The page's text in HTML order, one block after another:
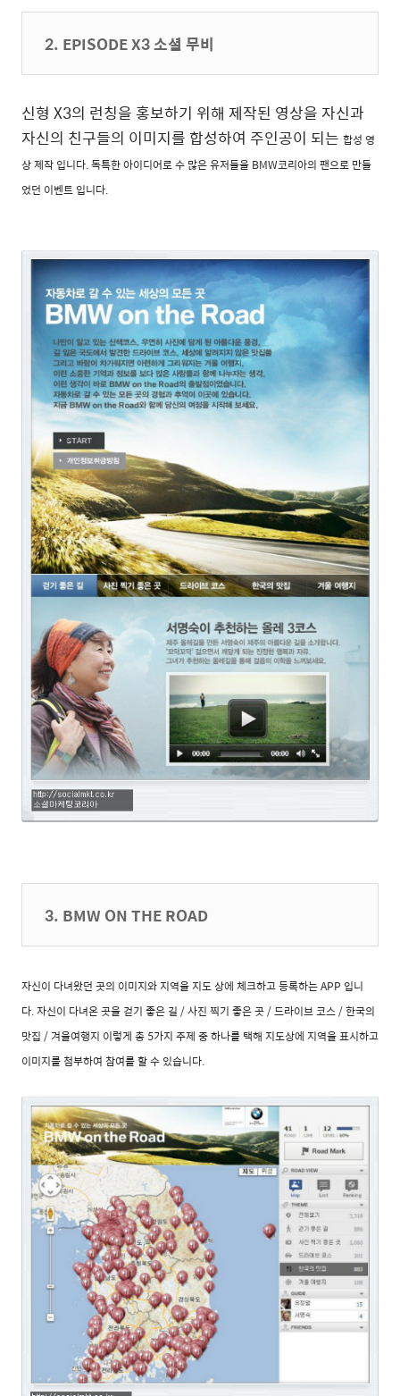
2. EPISODE X3 소셜 무비
신형 X3의 런칭을 홍보하기 위해 제작된 영상을 자신과
자신의 친구들의 이미지를 합성하여 주인공이 되는 합성 영
상 제작 입니다. 독특한 아이디어로 수 많은 유저들을 BMW코리아의 팬으로 만들
었던 이벤트 입니다.
3. BMW ON THE ROAD
자신이 다녀왔던 곳의 이미지와 지역을 지도 상에 체크하고 등록하는 APP 입니
다.자신이 다녀온 곳을 걷기 좋은 길 / 사진 찍기 좋은 곳 / 드라이브 코스 / 한국의
맛집 / 겨울여행지 이렇게 총 5가지 주제 중 하나를 택해 지도상에 지역을 표시하고
이미지를 첨부하여 참여를 할 수 있습니다.